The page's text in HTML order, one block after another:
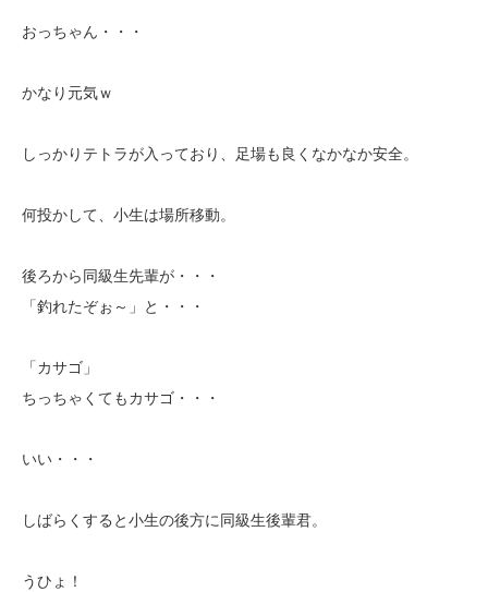
おっちゃん・・・
かなり元気ｗ
しっかりテトラが入っており、足場も良くなかなか安全。
何投かして、小生は場所移動。
後ろから同級生先輩が・・・
「釣れたぞぉ～」と・・・
「カサゴ」
ちっちゃくてもカサゴ・・・
いい・・・
しばらくすると小生の後方に同級生後輩君。
うひょ！